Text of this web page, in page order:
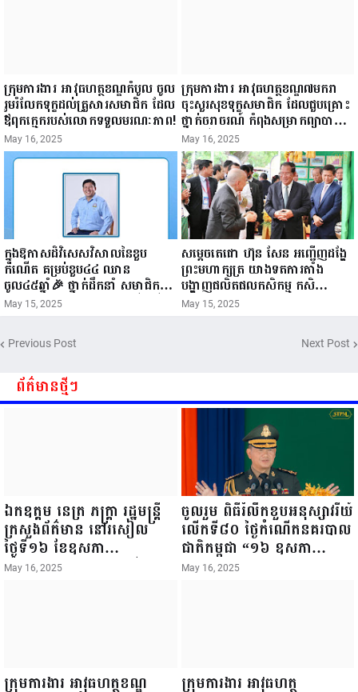
ក្រុមការងារ អាវុធហត្ថខណ្ឌកំបូល ចូល
រួមរំលែកទុក្ខដល់គ្រួសារសមាជិក ដែល
ឪពុកក្មេករបស់លោកទទួលមរណៈភាព!
May 16, 2025
ក្រុមការងារ អាវុធហត្ថខណ្ឌ៧មករា
ចុះសួរសុខទុក្ខសមាជិក ដែលជួបគ្រោះ
ថ្នាក់ចរាចរណ៍ កំពុងសម្រាកព្យាបាល
នៅមន្ទីរពេទ្យ!
May 16, 2025
ក្នុងឱកាសដ៏វិសេសវិសាលនៃខួប
កំណើត គម្រប់ខួប៤៤ ឈាន
ចូល៤៥ឆ្នាំ🎉 ថ្នាក់ដឹកនាំ សមាជិក
សមាជិកា នៃក្រុមគ្រួសារកម្មវិធីអាជីវ
កម្មចល័ត និងកម្មករសំណង់ សូមគោរព
ជូនពរ ជូនចំពោះ ឯកឧត្តម សាយ
សំអាល់ ប្រធានសហភាពសហព័ន្ធ
បាននូវ សុខភាពល្អបរិបូរណ៍
កម្លាំងមាំមួន បញ្ញាញាណវាងវៃ
May 15, 2025
សម្តេចតេជោ ហ៊ុន សែន អញ្ជើញដង្ហែ
ព្រះមហាក្សត្រ យាងទតការតាំង
បង្ហាញផលិតផលកសិកម្ម កសិ
ឧស្សាហកម្ម និងសិប្បកម្ម ក្នុងព្រះរាជ
ពិធីច្រត់ព្រះនង្គ័ល...
May 15, 2025
Previous Post Next Post
ព័ត៌មានថ្មីៗ
ឯកឧត្តម នេត្រ ភក្ត្រា រដ្ឋមន្ត្រី
ក្រសួងព័ត៌មាន នៅរសៀល
ថ្ងៃទី១៦ ខែឧសភា
ឆ្នាំ២០២៥នេះ បានអញ្ជើញចុះ
May 16, 2025
ចូលរួម ពិធីរំលឹកខួបអនុស្សាវរីយ៍
លើកទី៨០ ថ្ងៃកំណើតនគរបាល
ជាតិកម្ពុជា “១៦ ឧសភា
១៩៤៥ ~ ១៦ ឧសភា
May 16, 2025
ក្រុមការងារ អាវុធហត្ថខណ្ឌ ក្រុមការងារ អាវុធហត្ថ